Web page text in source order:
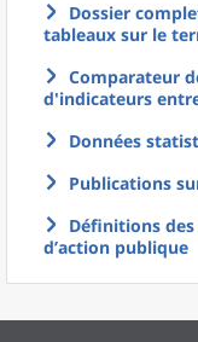
Dossier
tableaux sur le
Comparateur
d'indicateurs
Données
Publications
Définitions
d’action publique